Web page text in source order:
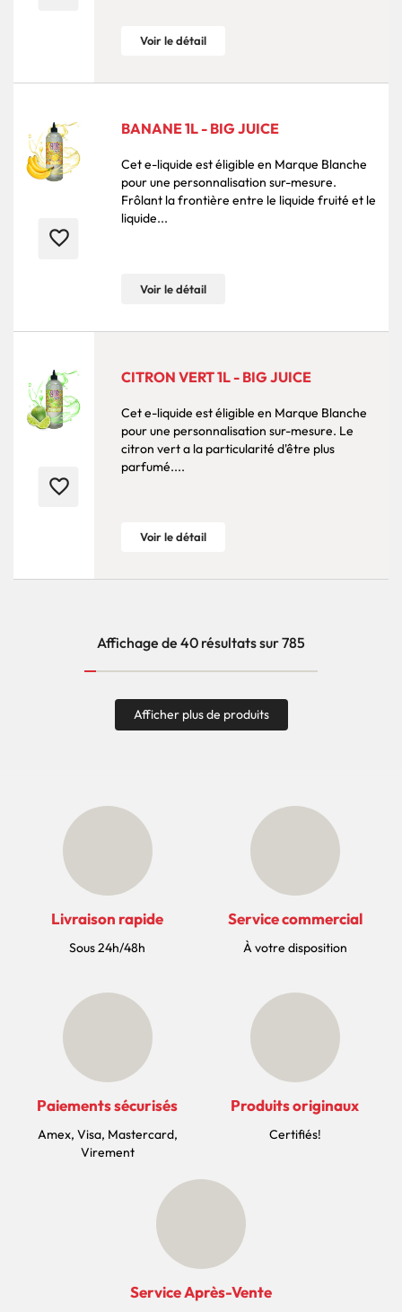
Voir le détail
favorite_border
BANANE 1L - BIG JUICE
Cet e-liquide est éligible en Marque Blanche
pour une personnalisation sur-mesure.
Frôlant la frontière entre le liquide fruité et le
liquide...
Voir le détail
favorite_border
CITRON VERT 1L - BIG JUICE
Cet e-liquide est éligible en Marque Blanche
pour une personnalisation sur-mesure. Le
citron vert a la particularité d'être plus
parfumé....
Voir le détail
Affichage de 40 résultats sur 785
Afficher plus de produits
Livraison rapide
Sous 24h/48h
Service commercial
À votre disposition
Paiements sécurisés
Amex, Visa, Mastercard,
Virement
Produits originaux
Certifiés!
Service Après-Vente